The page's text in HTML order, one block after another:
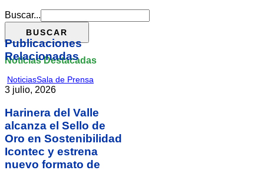
Buscar...
Noticias Destacadas
Publicaciones
Relacionadas
NoticiasSala de Prensa
3 julio, 2026
Harinera del Valle
alcanza el Sello de
Oro en Sostenibilidad
Icontec y estrena
nuevo formato de